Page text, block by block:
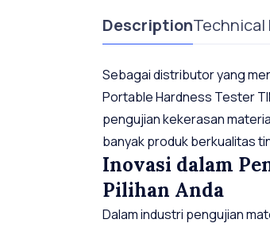
DescriptionTechnical
Sebagai distributor yang
Portable Hardness Tester
pengujian kekerasan
banyak produk berkualitas
Inovasi dalam
Pilihan Anda
Dalam industri pengujian